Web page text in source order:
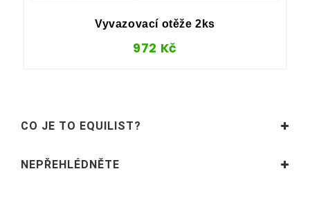
Vyvazovací otěže 2ks
972 Kč
CO JE TO EQUILIST?
NEPŘEHLÉDNĚTE